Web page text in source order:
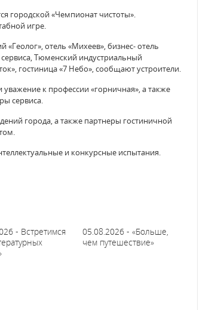
городской «Чемпионат чистоты».
игре.
«Геолог», отель «Михеев», бизнес- отель
Тюменский индустриальный
гостиница «7 Небо», сообщают устроители.
к профессии «горничная», а также
сервиса.
города, а также партнеры гостиничной
и конкурсные испытания.
- Встретимся
05.08.2026 - «Больше,
чем путешествие»